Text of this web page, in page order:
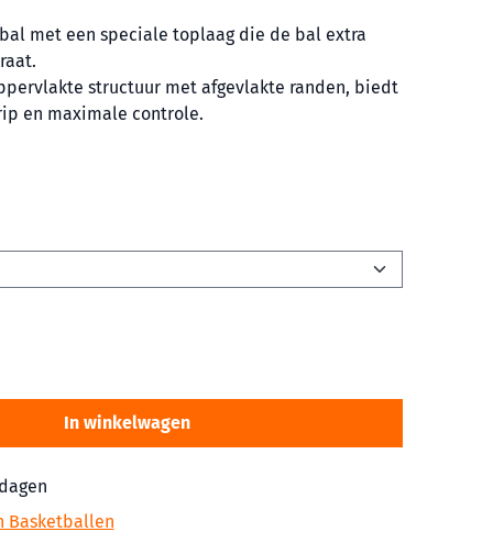
met een speciale toplaag die de bal extra
structuur met afgevlakte randen, biedt
en maximale controle.
In winkelwagen
Basketballen